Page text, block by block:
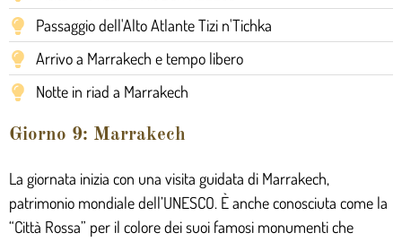
Passaggio dell'Alto Atlante Tizi n'Tichka
Arrivo a Marrakech e tempo libero
Notte in riad a Marrakech
Giorno 9: Marrakech
La giornata inizia con una visita guidata di Marrakech,
patrimonio mondiale dell’UNESCO. È anche conosciuta come la
“Città Rossa” per il colore dei suoi famosi monumenti che